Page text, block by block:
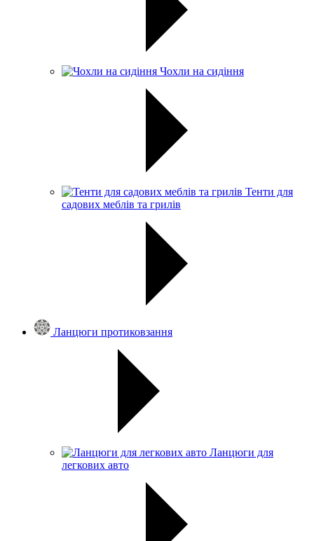
Чохли на сидіння
Тенти для
садових меблів та грилів
Ланцюги протиковзання
Ланцюги для
легкових авто